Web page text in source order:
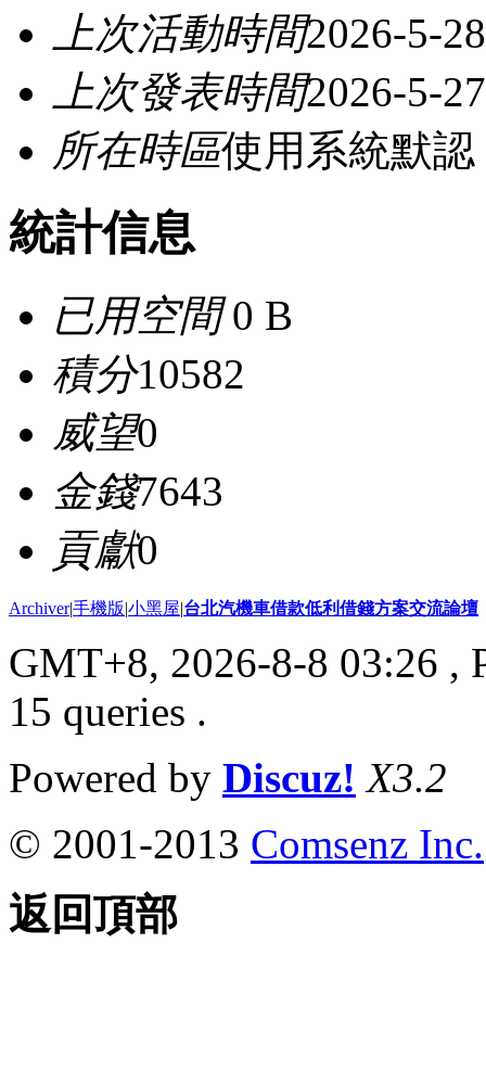
上次活動時間2026-5-
上次發表時間2026-5-
所在時區使用系統默認
統計信息
已用空間0 B
積分10582
威望0
金錢7643
貢獻0
Archiver|手機版|小黑屋|台北汽機車借款低利借錢方案交流論壇
GMT+8, 2026-8-8 03:26 ,
15 queries .
Powered by Discuz! X3.2
© 2001-2013 Comsenz Inc.
返回頂部